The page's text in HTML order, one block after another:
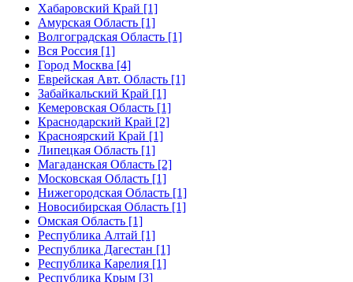
Хабаровский Край [1]
Амурская Область [1]
Волгоградская Область [1]
Вся Россия [1]
Город Москва [4]
Еврейская Авт. Область [1]
Забайкальский Край [1]
Кемеровская Область [1]
Краснодарский Край [2]
Красноярский Край [1]
Липецкая Область [1]
Магаданская Область [2]
Московская Область [1]
Нижегородская Область [1]
Новосибирская Область [1]
Омская Область [1]
Республика Алтай [1]
Республика Дагестан [1]
Республика Карелия [1]
Республика Крым [3]